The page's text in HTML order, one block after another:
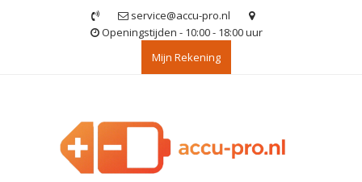
service@accu-pro.nl
Openingstijden - 10:00 - 18:00 uur
Mijn Rekening